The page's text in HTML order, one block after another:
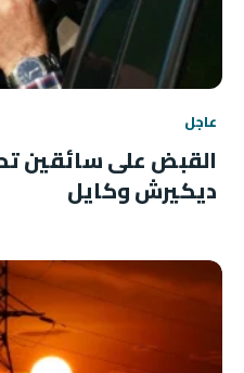
عاجل
القبض على سائقين
ديكيرش وكايل